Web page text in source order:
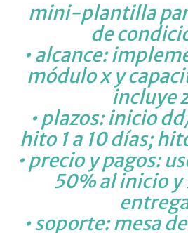
mini-plantilla
de
• alcance:
módulo x y
incluye
• plazos: inicio
hito 1 a 10 días;
• precio y pagos:
50% al inicio y
• soporte: mesa